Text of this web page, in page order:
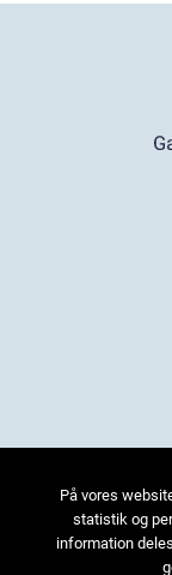
På vores
statistik og
information